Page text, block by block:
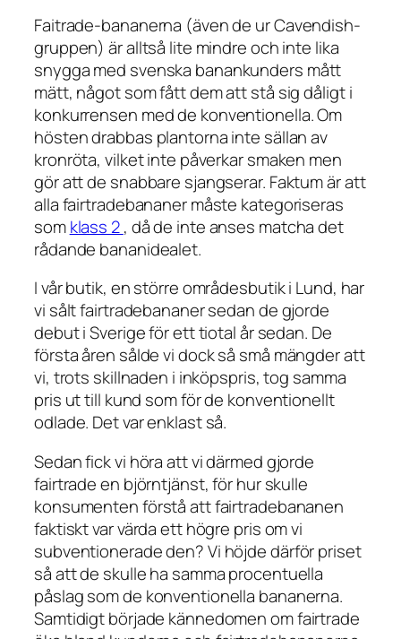
Faitrade-bananerna (även de ur Cavendish-
gruppen) är alltså lite mindre och inte lika
snygga med svenska banankunders mått
mätt, något som fått dem att stå sig dåligt i
konkurrensen med de konventionella. Om
hösten drabbas plantorna inte sällan av
kronröta, vilket inte påverkar smaken men
gör att de snabbare sjangserar. Faktum är att
alla fairtradebananer måste kategoriseras
somklass 2, då de inte anses matcha det
rådande bananidealet.
I vår butik, en större områdesbutik i Lund, har
vi sålt fairtradebananer sedan de gjorde
debut i Sverige för ett tiotal år sedan. De
första åren sålde vi dock så små mängder att
vi, trots skillnaden i inköpspris, tog samma
pris ut till kund som för de konventionellt
odlade. Det var enklast så.
Sedan fick vi höra att vi därmed gjorde
fairtrade en björntjänst, för hur skulle
konsumenten förstå att fairtradebananen
faktiskt var värda ett högre pris om vi
subventionerade den? Vi höjde därför priset
så att de skulle ha samma procentuella
påslag som de konventionella bananerna.
Samtidigt började kännedomen om fairtrade